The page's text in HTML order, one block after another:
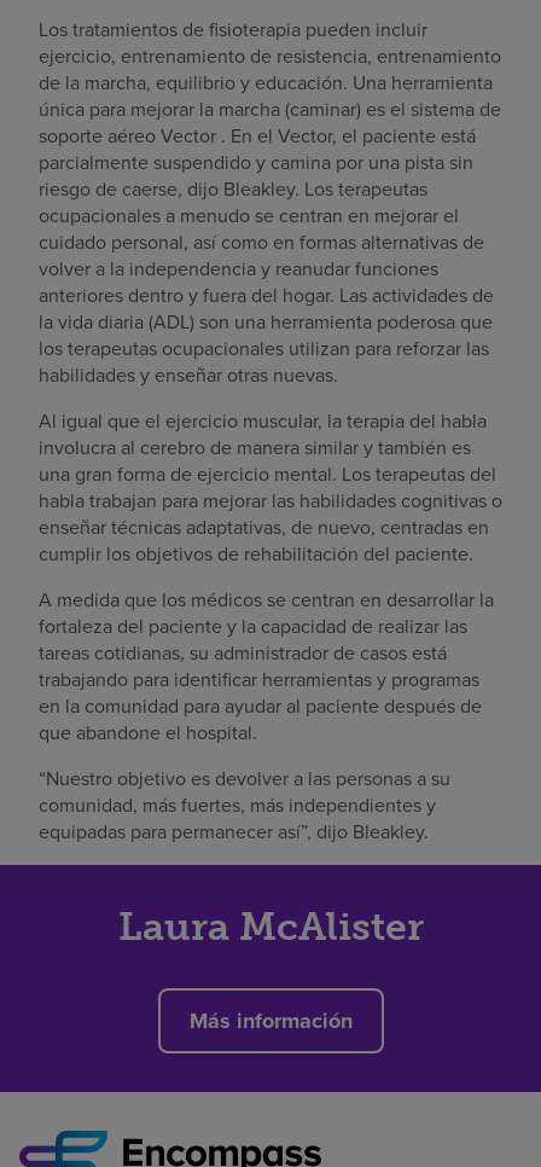
Los tratamientos de fisioterapia pueden incluir
ejercicio, entrenamiento de resistencia, entrenamiento
de la marcha, equilibrio y educación. Una herramienta
única para mejorar la marcha (caminar) es el sistema de
soporte aéreo Vector . En el Vector, el paciente está
parcialmente suspendido y camina por una pista sin
riesgo de caerse, dijo Bleakley. Los terapeutas
ocupacionales a menudo se centran en mejorar el
cuidado personal, así como en formas alternativas de
volver a la independencia y reanudar funciones
anteriores dentro y fuera del hogar. Las actividades de
la vida diaria (ADL) son una herramienta poderosa que
los terapeutas ocupacionales utilizan para reforzar las
habilidades y enseñar otras nuevas.
Al igual que el ejercicio muscular, la terapia del habla
involucra al cerebro de manera similar y también es
una gran forma de ejercicio mental. Los terapeutas del
habla trabajan para mejorar las habilidades cognitivas o
enseñar técnicas adaptativas, de nuevo, centradas en
cumplir los objetivos de rehabilitación del paciente.
A medida que los médicos se centran en desarrollar la
fortaleza del paciente y la capacidad de realizar las
tareas cotidianas, su administrador de casos está
trabajando para identificar herramientas y programas
en la comunidad para ayudar al paciente después de
que abandone el hospital.
“Nuestro objetivo es devolver a las personas a su
comunidad, más fuertes, más independientes y
equipadas para permanecer así”, dijo Bleakley.
Laura McAlister
Más información